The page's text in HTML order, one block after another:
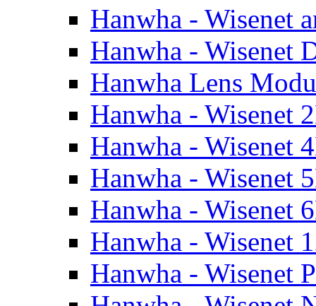
Hanwha - Wisenet
Hanwha - Wisenet
Hanwha Lens
Hanwha - Wisenet
Hanwha - Wisenet
Hanwha - Wisenet
Hanwha - Wisenet
Hanwha - Wisenet
Hanwha - Wisenet